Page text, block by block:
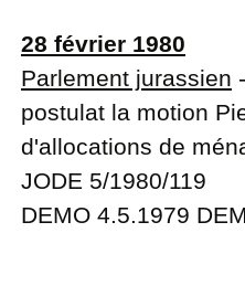
28 février 1980
Parlement jurassien
postulat la motion
d'allocations de
JODE 5/1980/119
DEMO 4.5.1979